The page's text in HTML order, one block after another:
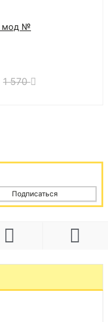
мод №
1 570
Подписаться